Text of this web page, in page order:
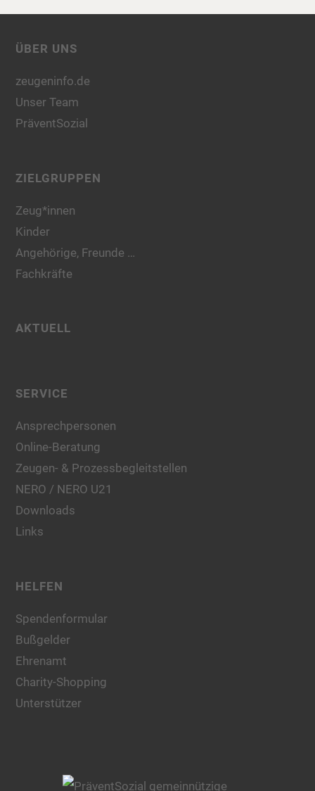
ÜBER UNS
zeugeninfo.de
Unser Team
PräventSozial
ZIELGRUPPEN
Zeug*innen
Kinder
Angehörige, Freunde …
Fachkräfte
AKTUELL
SERVICE
Ansprechpersonen
Online-Beratung
Zeugen- & Prozessbegleitstellen
NERO / NERO U21
Downloads
Links
HELFEN
Spendenformular
Bußgelder
Ehrenamt
Charity-Shopping
Unterstützer